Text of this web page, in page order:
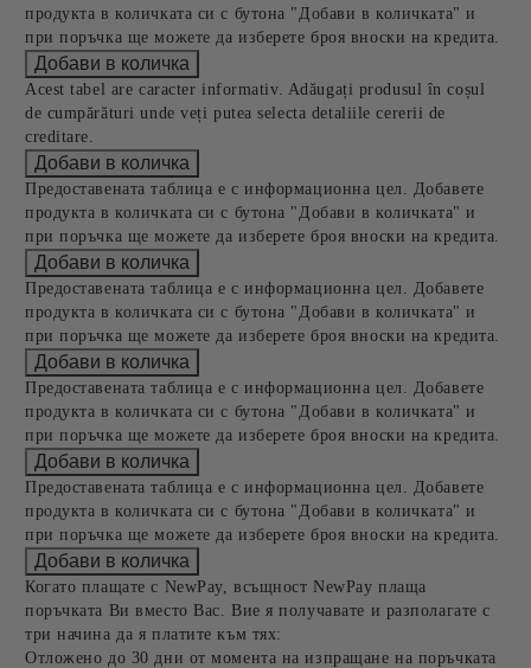
продукта в количката си с бутона "Добави в количката" и
при поръчка ще можете да изберете броя вноски на кредита.
Acest tabel are caracter informativ. Adăugați produsul în coșul
de cumpărături unde veți putea selecta detaliile cererii de
creditare.
Предоставената таблица е с информационна цел. Добавете
продукта в количката си с бутона "Добави в количката" и
при поръчка ще можете да изберете броя вноски на кредита.
Предоставената таблица е с информационна цел. Добавете
продукта в количката си с бутона "Добави в количката" и
при поръчка ще можете да изберете броя вноски на кредита.
Предоставената таблица е с информационна цел. Добавете
продукта в количката си с бутона "Добави в количката" и
при поръчка ще можете да изберете броя вноски на кредита.
Предоставената таблица е с информационна цел. Добавете
продукта в количката си с бутона "Добави в количката" и
при поръчка ще можете да изберете броя вноски на кредита.
Когато плащате с NewPay, всъщност NewPay плаща
поръчката Ви вместо Вас. Вие я получавате и разполагате с
три начина да я платите към тях:
Отложено до 30 дни от момента на изпращане на поръчката